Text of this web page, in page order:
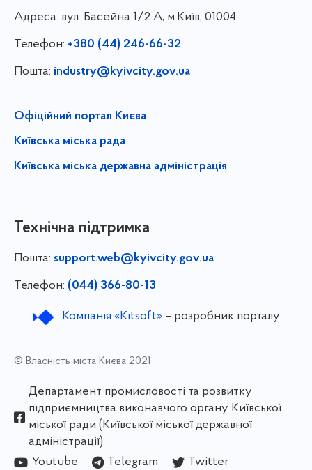
Адреса: вул. Басейна 1/⁠2 А, м.Київ, 01004
Телефон: +380 (44) 246-66-32
Пошта: industry@kyivcity.gov.ua
Офіційний портал Києва
Київська міська рада
Київська міська державна адміністрація
Технічна підтримка
Пошта: support.web@kyivcity.gov.ua
Телефон: (044) 366-80-13
Компанія «Kitsoft»– розробник порталу
© Власність міста Києва 2021
Департамент промисловості та розвитку
підприємництва виконавчого органу Київської
міської ради (Київської міської державної
адміністрації)
Youtube
Telegram Twitter